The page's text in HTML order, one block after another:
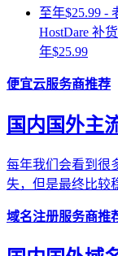
HostDare 补
年$25.99
便宜云服务商推荐
国内国外主
每年我们会看到很
失，但是最终比较
域名注册服务商推